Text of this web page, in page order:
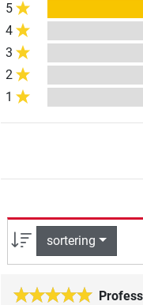
5
4
3
2
1
sortering